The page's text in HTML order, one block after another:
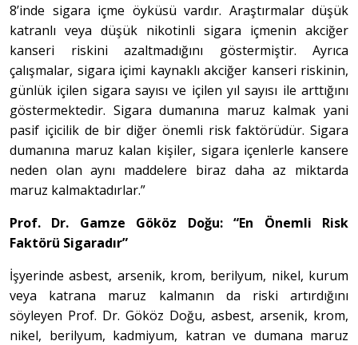
8’inde sigara içme öyküsü vardır. Araştırmalar düşük
katranlı veya düşük nikotinli sigara içmenin akciğer
kanseri riskini azaltmadığını göstermiştir. Ayrıca
çalışmalar, sigara içimi kaynaklı akciğer kanseri riskinin,
günlük içilen sigara sayısı ve içilen yıl sayısı ile arttığını
göstermektedir. Sigara dumanına maruz kalmak yani
pasif içicilik de bir diğer önemli risk faktörüdür. Sigara
dumanına maruz kalan kişiler, sigara içenlerle kansere
neden olan aynı maddelere biraz daha az miktarda
maruz kalmaktadırlar.”
Prof. Dr. Gamze Gököz Doğu: “En Önemli Risk
Faktörü Sigaradır”
İşyerinde asbest, arsenik, krom, berilyum, nikel, kurum
veya katrana maruz kalmanın da riski artırdığını
söyleyen Prof. Dr. Gököz Doğu, asbest, arsenik, krom,
nikel, berilyum, kadmiyum, katran ve dumana maruz